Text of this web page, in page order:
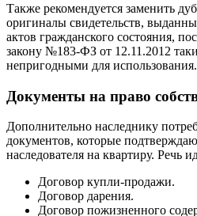
Также рекомендуется заменить
оригиналы свидетельств,
актов гражданского состояния,
закону №183-ФЗ от 12.11.2012
непригодными для использования.
Документы на право
Дополнительно наследнику
документов, которые
наследователя на квартиру. Речь
Договор купли-продажи.
Договор дарения.
Договор пожизненного